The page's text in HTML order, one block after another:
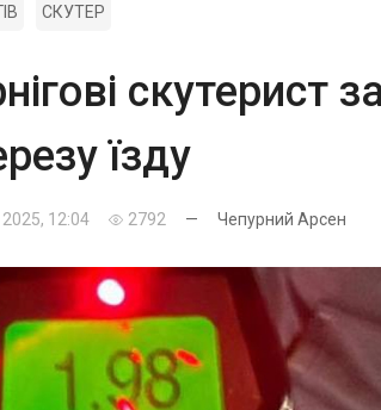
СКУТЕР
скутерист
їзду
12:04 2792 — Чепурний Арсен